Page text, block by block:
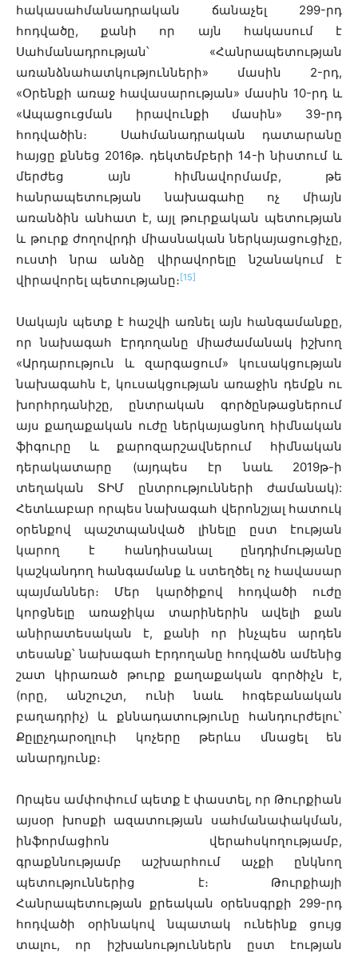
հակասահմանադրական ճանաչել 299-րդ
հոդվածը, քանի որ այն հակասում է
Սահմանադրության՝ «Հանրապետության
առանձնահատկությունների» մասին 2-րդ,
«Օրենքի առաջ հավասարության» մասին 10-րդ և
«Ապացուցման իրավունքի մասին» 39-րդ
հոդվածին։ Սահմանադրական դատարանը
հայցը քննեց 2016թ. դեկտեմբերի 14-ի նիստում և
մերժեց այն հիմնավորմամբ, թե
հանրապետության նախագահը ոչ միայն
առանձին անհատ է, այլ թուրքական պետության
և թուրք ժողովրդի միասնական ներկայացուցիչը,
ուստի նրա անձը վիրավորելը նշանակում է
վիրավորել պետությանը։[15]
Սակայն պետք է հաշվի առնել այն հանգամանքը,
որ նախագահ Էրդողանը միաժամանակ իշխող
«Արդարություն և զարգացում» կուսակցության
նախագահն է, կուսակցության առաջին դեմքն ու
խորհրդանիշը, ընտրական գործընթացներում
այս քաղաքական ուժը ներկայացնող հիմնական
ֆիգուրը և քարոզարշավներում հիմնական
դերակատարը (այդպես էր նաև 2019թ-ի
տեղական ՏԻՄ ընտրությունների ժամանակ):
Հետևաբար որպես նախագահ վերոնշյալ հատուկ
օրենքով պաշտպանված լինելը ըստ էության
կարող է հանդիսանալ ընդդիմությանը
կաշկանդող հանգամանք և ստեղծել ոչ հավասար
պայմաններ։ Մեր կարծիքով հոդվածի ուժը
կորցնելը առաջիկա տարիներին ավելի քան
անիրատեսական է, քանի որ ինչպես արդեն
տեսանք՝ նախագահ Էրդողանը հոդվածն ամենից
շատ կիրառած թուրք քաղաքական գործիչն է,
(որը, անշուշտ, ունի նաև հոգեբանական
բաղադրիչ) և քննադատությունը հանդուրժելու՝
Քըլըչդարօղլուի կոչերը թերևս մնացել են
անարդյունք։
Որպես ամփոփում պետք է փաստել, որ Թուրքիան
այսօր խոսքի ազատության սահմանափակման,
ինֆորմացիոն վերահսկողությամբ,
գրաքննությամբ աշխարհում աչքի ընկնող
պետություններից է։ Թուրքիայի
Հանրապետության քրեական օրենսգրքի 299-րդ
հոդվածի օրինակով նպատակ ունեինք ցույց
տալու, որ իշխանություններն ըստ էության